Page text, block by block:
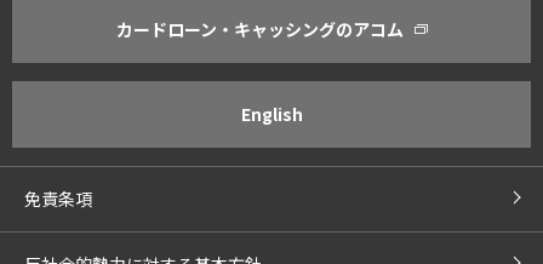
アコムについて
事業内容
コーポレート・ガバナンス
コンプライアンス
株主・投資家のみなさまへ
IRライブラリ
株主還元
カードローン・キャッシングのアコム
English
免責条項